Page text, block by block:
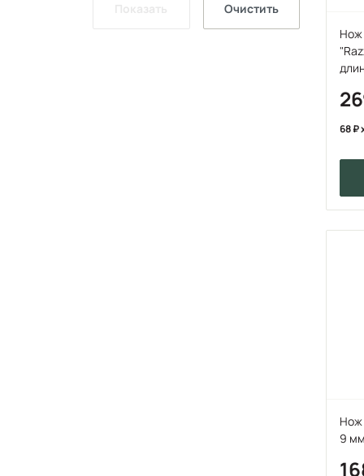
Очистить
Нож
68
Нож
9